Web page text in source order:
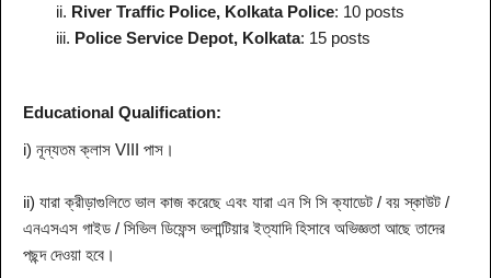
ii. River Traffic Police, Kolkata Police: 10 posts
iii. Police Service Depot, Kolkata: 15 posts
Educational Qualification:
i) নূন্যতম ক্লাস VIII পাস।
ii) যারা ক্রীড়াগুলিতে ভাল কাজ করেছে এবং যারা এন সি সি ক্যাডেট / বয় স্কাউট /
এনএসএস গাইড / সিভিল ডিফেন্স ভলান্টিয়ার ইত্যাদি হিসাবে অভিজ্ঞতা আছে তাদের
পছন্দ দেওয়া হবে।